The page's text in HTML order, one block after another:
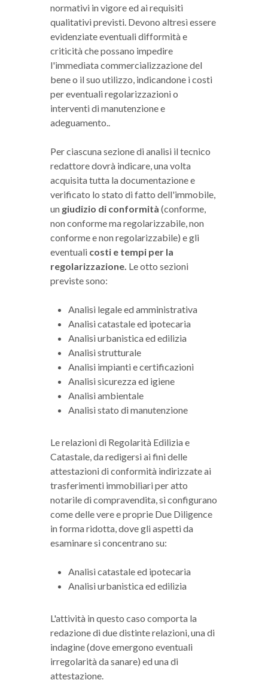
normativi in vigore ed ai requisiti
qualitativi previsti. Devono altresì essere
evidenziate eventuali difformità e
criticità che possano impedire
l'immediata commercializzazione del
bene o il suo utilizzo, indicandone i costi
per eventuali regolarizzazioni o
interventi di manutenzione e
adeguamento..
Per ciascuna sezione di analisi il tecnico
redattore dovrà indicare, una volta
acquisita tutta la documentazione e
verificato lo stato di fatto dell'immobile,
un giudizio di conformità (conforme,
non conforme ma regolarizzabile, non
conforme e non regolarizzabile) e gli
eventuali costi e tempi per la
regolarizzazione. Le otto sezioni
previste sono:
Analisi legale ed amministrativa
Analisi catastale ed ipotecaria
Analisi urbanistica ed edilizia
Analisi strutturale
Analisi impianti e certificazioni
Analisi sicurezza ed igiene
Analisi ambientale
Analisi stato di manutenzione
Le relazioni di Regolarità Edilizia e
Catastale, da redigersi ai fini delle
attestazioni di conformità indirizzate ai
trasferimenti immobiliari per atto
notarile di compravendita, si configurano
come delle vere e proprie Due Diligence
in forma ridotta, dove gli aspetti da
esaminare si concentrano su:
Analisi catastale ed ipotecaria
Analisi urbanistica ed edilizia
L'attività in questo caso comporta la
redazione di due distinte relazioni, una di
indagine (dove emergono eventuali
irregolarità da sanare) ed una di
attestazione.